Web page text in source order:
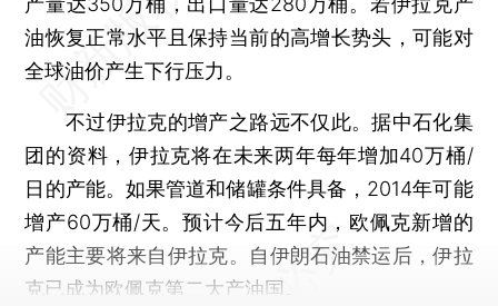
油恢复正常水平且保持当前的高增长势头，可能对
全球油价产生下行压力。
不过伊拉克的增产之路远不仅此。据中石化集
团的资料，伊拉克将在未来两年每年增加40万桶/
日的产能。如果管道和储罐条件具备，2014年可能
增产60万桶/天。预计今后五年内，欧佩克新增的
产能主要将来自伊拉克。自伊朗石油禁运后，伊拉
克已成为欧佩克第二大产油国。